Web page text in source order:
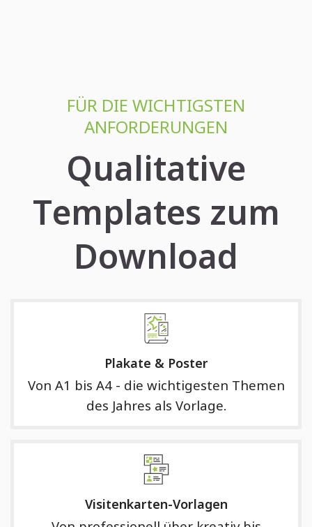
FÜR DIE WICHTIGSTEN
ANFORDERUNGEN
Qualitative
Templates zum
Download
Plakate & Poster
Von A1 bis A4 - die wichtigesten Themen
des Jahres als Vorlage.
Visitenkarten-Vorlagen